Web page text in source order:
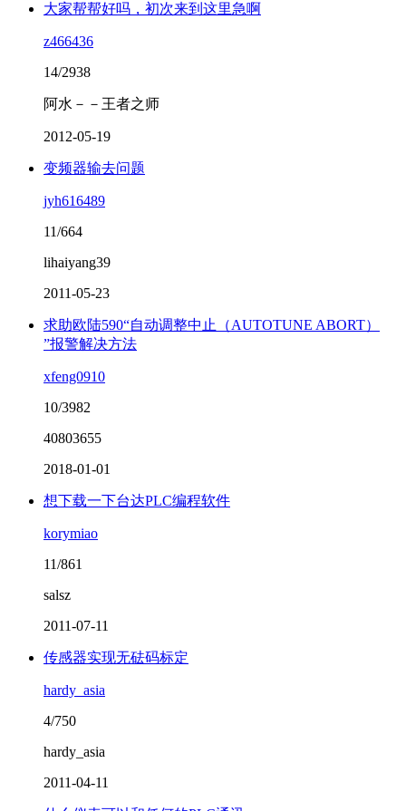
大家帮帮好吗，初次来到这里急啊
z466436
14/2938
阿水－－王者之师
2012-05-19
变频器输去问题
jyh616489
11/664
lihaiyang39
2011-05-23
求助欧陆590“自动调整中止（AUTOTUNE ABORT）
”报警解决方法
xfeng0910
10/3982
40803655
2018-01-01
想下载一下台达PLC编程软件
korymiao
11/861
salsz
2011-07-11
传感器实现无砝码标定
hardy_asia
4/750
hardy_asia
2011-04-11